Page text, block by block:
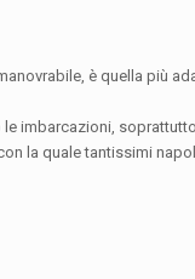
è quella più
imbarcazioni,
la quale tantissimi